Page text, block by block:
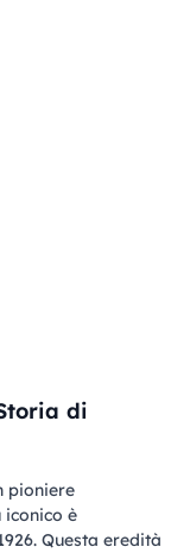
di
pioniere
è
Questa eredità